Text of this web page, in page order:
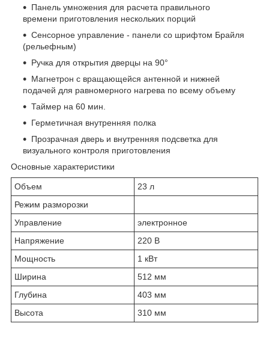
Панель умножения для расчета правильного
времени приготовления нескольких порций
Сенсорное управление - панели со шрифтом Брайля
(рельефным)
Ручка для открытия дверцы на 90°
Магнетрон с вращающейся антенной и нижней
подачей для равномерного нагрева по всему объему
Таймер на 60 мин.
Герметичная внутренняя полка
Прозрачная дверь и внутренняя подсветка для
визуального контроля приготовления
Основные характеристики
Объем
23 л
Режим разморозки
Управление
электронное
Напряжение
220 В
Мощность
1 кВт
Ширина
512 мм
Глубина
403 мм
Высота
310 мм